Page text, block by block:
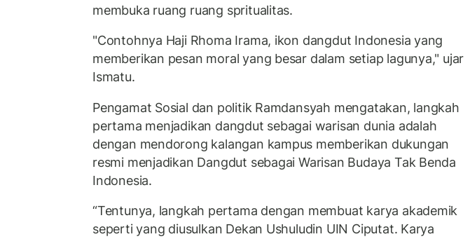
membuka ruang ruang spritualitas.
"Contohnya Haji Rhoma Irama, ikon dangdut Indonesia yang
memberikan pesan moral yang besar dalam setiap lagunya," ujar
Ismatu.
Pengamat Sosial dan politik Ramdansyah mengatakan, langkah
pertama menjadikan dangdut sebagai warisan dunia adalah
dengan mendorong kalangan kampus memberikan dukungan
resmi menjadikan Dangdut sebagai Warisan Budaya Tak Benda
Indonesia.
“Tentunya, langkah pertama dengan membuat karya akademik
seperti yang diusulkan Dekan Ushuludin UIN Ciputat. Karya